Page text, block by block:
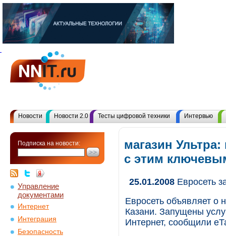
Новости Новости 2.0 Тесты цифровой техники Интервью
Подписка на новости:
Управление
документами
Интернет
Интеграция
Безопасность
магазин
с этим
25.01.2008 Евросеть
Евросеть объявляет о
Казани. Запущены
Интернет, сообщили